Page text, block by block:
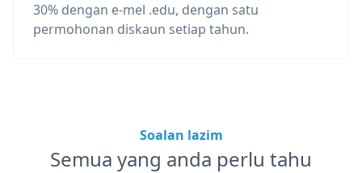
30% dengan e-mel .edu, dengan satu
permohonan diskaun setiap tahun.
Soalan lazim
Semua yang anda perlu tahu